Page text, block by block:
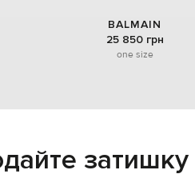
BALMAIN
25 850 грн
one size
затишку